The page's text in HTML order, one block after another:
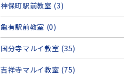
神保町駅前教室 (3)
亀有駅前教室 (0)
国分寺マルイ教室 (35)
吉祥寺マルイ教室 (75)